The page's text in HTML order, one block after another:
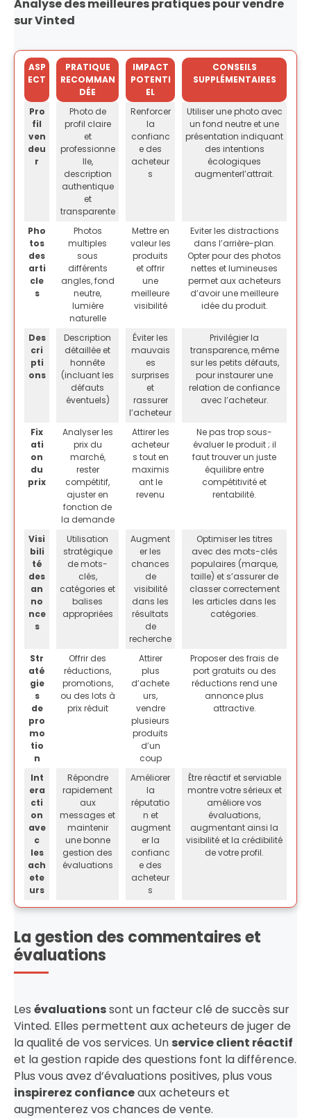
Analyse des meilleures pratiques pour vendre
sur Vinted
ASP
ECT
PRATIQUE
RECOMMAN
DÉE
IMPACT
POTENTI
EL
CONSEILS
SUPPLÉMENTAIRES
Pro
fil
ven
deu
r
Photo de
profil claire
et
professionne
lle,
description
authentique
et
transparente
Renforcer
la
confianc
e des
acheteur
s
Utiliser une photo avec
un fond neutre et une
présentation indiquant
des intentions
écologiques
augmenterl’attrait.
Pho
tos
des
arti
cle
s
Photos
multiples
sous
différents
angles, fond
neutre,
lumière
naturelle
Mettre en
valeur les
produits
et offrir
une
meilleure
visibilité
Eviter les distractions
dans l’arrière-plan.
Opter pour des photos
nettes et lumineuses
permet aux acheteurs
d’avoir une meilleure
idée du produit.
Des
cri
pti
ons
Description
détaillée et
honnête
(incluant les
défauts
éventuels)
Éviter les
mauvais
es
surprises
et
rassurer
l’acheteur
Privilégier la
transparence, même
sur les petits défauts,
pour instaurer une
relation de confiance
avec l’acheteur.
Fix
ati
on
du
prix
Analyser les
prix du
marché,
rester
compétitif,
ajuster en
fonction de
la demande
Attirer les
acheteur
s tout en
maximis
ant le
revenu
Ne pas trop sous-
évaluer le produit ; il
faut trouver un juste
équilibre entre
compétitivité et
rentabilité.
Visi
bili
té
des
an
no
nce
s
Utilisation
stratégique
de mots-
clés,
catégories et
balises
appropriées
Augment
er les
chances
de
visibilité
dans les
résultats
de
recherche
Optimiser les titres
avec des mots-clés
populaires (marque,
taille) et s’assurer de
classer correctement
les articles dans les
catégories.
Str
até
gie
s
de
pro
mo
tio
n
Offrir des
réductions,
promotions,
ou des lots à
prix réduit
Attirer
plus
d’achete
urs,
vendre
plusieurs
produits
d’un
coup
Proposer des frais de
port gratuits ou des
réductions rend une
annonce plus
attractive.
Int
era
cti
on
ave
c
les
ach
ete
urs
Répondre
rapidement
aux
messages et
maintenir
une bonne
gestion des
évaluations
Améliorer
la
réputatio
n et
augment
er la
confianc
e des
acheteur
s
Être réactif et serviable
montre votre sérieux et
améliore vos
évaluations,
augmentant ainsi la
visibilité et la crédibilité
de votre profil.
La gestion des commentaires et
évaluations
Les évaluationssont un facteur clé de succès sur
Vinted. Elles permettent aux acheteurs de juger de
la qualité de vos services. Un service client réactif
et la gestion rapide des questions font la différence.
Plus vous avez d’évaluations positives, plus vous
inspirerez confianceaux acheteurs et
augmenterez vos chances de vente.